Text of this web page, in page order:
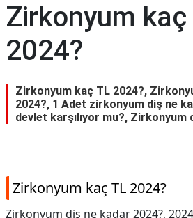
Zirkonyum kaç
2024?
Zirkonyum kaç TL 2024?,
2024?, 1 Adet zirkonyum diş ne
devlet karşılıyor mu?, Zirkonyum
Zirkonyum kaç TL 2024?
Zirkonyum diş ne kadar 2024?,